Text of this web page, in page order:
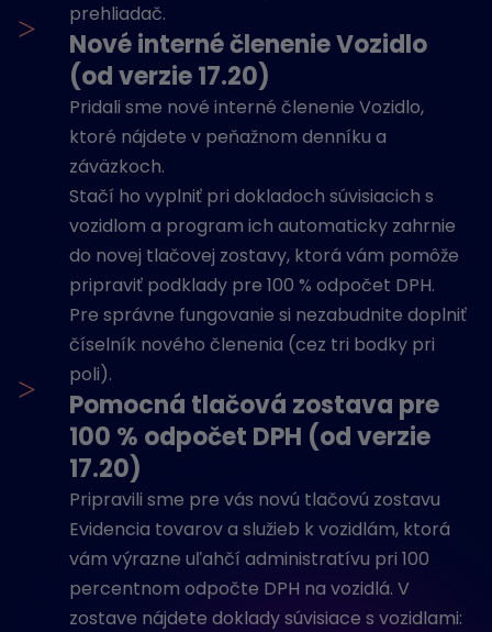
prehliadač.
>
Nové interné členenie Vozidlo
(od verzie 17.20)
Pridali sme nové interné členenie Vozidlo,
ktoré nájdete v peňažnom denníku a
záväzkoch.
Stačí ho vyplniť pri dokladoch súvisiacich s
vozidlom a program ich automaticky zahrnie
do novej tlačovej zostavy, ktorá vám pomôže
pripraviť podklady pre 100 % odpočet DPH.
Pre správne fungovanie si nezabudnite doplniť
číselník nového členenia (cez tri bodky pri
poli).
>
Pomocná tlačová zostava pre
100 % odpočet DPH (od verzie
17.20)
Pripravili sme pre vás novú tlačovú zostavu
Evidencia tovarov a služieb k vozidlám, ktorá
vám výrazne uľahčí administratívu pri 100
percentnom odpočte DPH na vozidlá. V
zostave nájdete doklady súvisiace s vozidlami: